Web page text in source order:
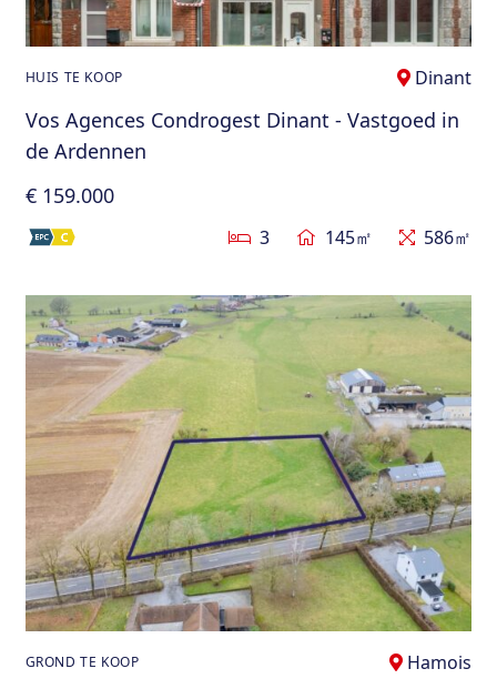
HUIS TE KOOP Dinant
Vos Agences Condrogest Dinant - Vastgoed in
de Ardennen
€ 159.000
3 145㎡ 586㎡
GROND TE KOOP Hamois